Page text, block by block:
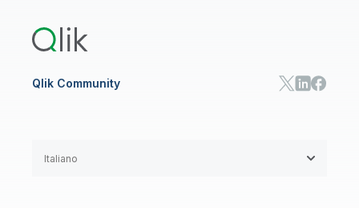
Qlik Community
Italiano